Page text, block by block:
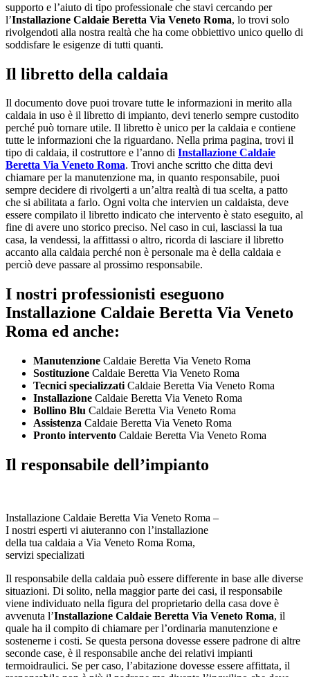
supporto e l’aiuto di tipo professionale che stavi cercando per
l’Installazione Caldaie Beretta Via Veneto Roma, lo trovi solo
rivolgendoti alla nostra realtà che ha come obbiettivo unico quello di
soddisfare le esigenze di tutti quanti.
Il libretto della caldaia
Il documento dove puoi trovare tutte le informazioni in merito alla
caldaia in uso è il libretto di impianto, devi tenerlo sempre custodito
perché può tornare utile. Il libretto è unico per la caldaia e contiene
tutte le informazioni che la riguardano. Nella prima pagina, trovi il
tipo di caldaia, il costruttore e l’anno di Installazione Caldaie
Beretta Via Veneto Roma. Trovi anche scritto che ditta devi
chiamare per la manutenzione ma, in quanto responsabile, puoi
sempre decidere di rivolgerti a un’altra realtà di tua scelta, a patto
che si abilitata a farlo. Ogni volta che intervien un caldaista, deve
essere compilato il libretto indicato che intervento è stato eseguito, al
fine di avere uno storico preciso. Nel caso in cui, lasciassi la tua
casa, la vendessi, la affittassi o altro, ricorda di lasciare il libretto
accanto alla caldaia perché non è personale ma è della caldaia e
perciò deve passare al prossimo responsabile.
I nostri professionisti eseguono
Installazione Caldaie Beretta Via Veneto
Roma ed anche:
Manutenzione Caldaie Beretta Via Veneto Roma
Sostituzione Caldaie Beretta Via Veneto Roma
Tecnici specializzati Caldaie Beretta Via Veneto Roma
Installazione Caldaie Beretta Via Veneto Roma
Bollino Blu Caldaie Beretta Via Veneto Roma
Assistenza Caldaie Beretta Via Veneto Roma
Pronto intervento Caldaie Beretta Via Veneto Roma
Il responsabile dell’impianto
Installazione Caldaie Beretta Via Veneto Roma –
I nostri esperti vi aiuteranno con l’installazione
della tua caldaia a Via Veneto Roma Roma,
servizi specializati
Il responsabile della caldaia può essere differente in base alle diverse
situazioni. Di solito, nella maggior parte dei casi, il responsabile
viene individuato nella figura del proprietario della casa dove è
avvenuta l’Installazione Caldaie Beretta Via Veneto Roma, il
quale ha il compito di chiamare per l’ordinaria manutenzione e
sostenerne i costi. Se questa persona dovesse essere padrone di altre
seconde case, è il responsabile anche dei relativi impianti
termoidraulici. Se per caso, l’abitazione dovesse essere affittata, il